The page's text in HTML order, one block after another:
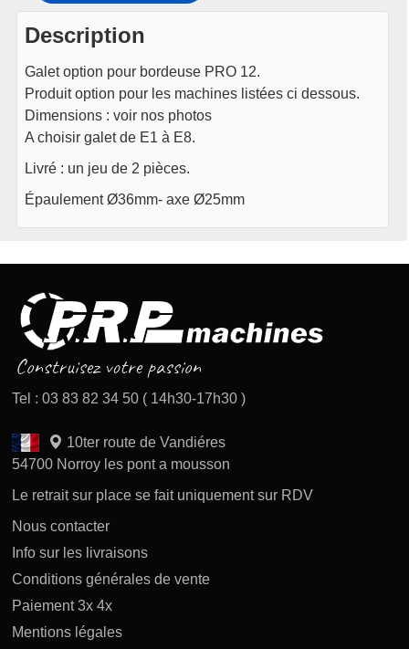
Description
Galet option pour bordeuse PRO 12.
Produit option pour les machines listées ci dessous.
Dimensions : voir nos photos
A choisir galet de E1 à E8.
Livré : un jeu de 2 pièces.
Épaulement Ø36mm- axe Ø25mm
Tel : 03 83 82 34 50 ( 14h30-17h30 )
10ter route de Vandiéres
54700 Norroy les pont a mousson
Le retrait sur place se fait uniquement sur RDV
Nous contacter
Info sur les livraisons
Conditions générales de vente
Paiement 3x 4x
Mentions légales